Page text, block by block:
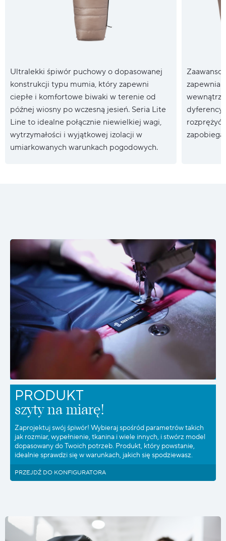
Ultralekki śpiwór puchowy o dopasowanej
konstrukcji typu mumia, który zapewni
ciepłe i komfortowe biwaki w terenie od
późnej wiosny po wczesną jesień. Seria Lite
Line to idealne połącznie niewielkiej wagi,
wytrzymałości i wyjątkowej izolacji w
umiarkowanych warunkach pogodowych.
zapewnia
wewnątrz
PRODUKT
szyty na miarę!
Zaprojektuj swój śpiwór! Wybieraj spośród parametrów takich
jak rozmiar, wypełnienie, tkanina i wiele innych, i stwórz model
dopasowany do Twoich potrzeb. Produkt, który powstanie,
idealnie sprawdzi się w warunkach, jakich się spodziewasz.
PRZEJDŹ DO KONFIGURATORA